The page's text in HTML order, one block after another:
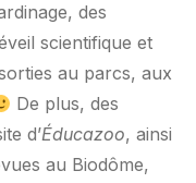
des
scientifique et
au parcs, aux
De plus, des
d’Éducazoo, ainsi
au Biodôme,